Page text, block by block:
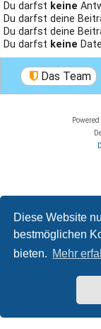
Diese Website
bestmöglichen
bieten. Mehr
Du darfst keine
Du darfst deine
Du darfst deine
Du darfst keine
Das Team
Powered